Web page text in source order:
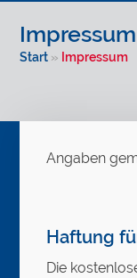
Impressum
Start » Impressum
Angaben
Haftung
Die